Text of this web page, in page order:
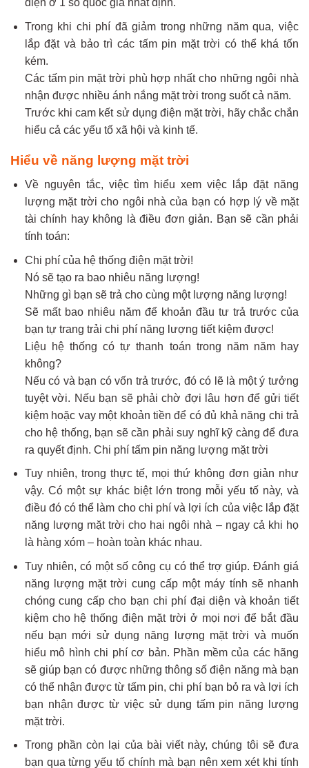
điện ở 1 số quốc gia nhất định.
Trong khi chi phí đã giảm trong những năm qua, việc
lắp đặt và bảo trì các tấm pin mặt trời có thể khá tốn
kém.
Các tấm pin mặt trời phù hợp nhất cho những ngôi nhà
nhận được nhiều ánh nắng mặt trời trong suốt cả năm.
Trước khi cam kết sử dụng điện mặt trời, hãy chắc chắn
hiểu cả các yếu tố xã hội và kinh tế.
Hiểu về năng lượng mặt trời
Về nguyên tắc, việc tìm hiểu xem việc lắp đặt năng
lượng mặt trời cho ngôi nhà của bạn có hợp lý về mặt
tài chính hay không là điều đơn giản. Bạn sẽ cần phải
tính toán:
Chi phí của hệ thống điện mặt trời!
Nó sẽ tạo ra bao nhiêu năng lượng!
Những gì bạn sẽ trả cho cùng một lượng năng lượng!
Sẽ mất bao nhiêu năm để khoản đầu tư trả trước của
bạn tự trang trải chi phí năng lượng tiết kiệm được!
Liệu hệ thống có tự thanh toán trong năm năm hay
không?
Nếu có và bạn có vốn trả trước, đó có lẽ là một ý tưởng
tuyệt vời. Nếu bạn sẽ phải chờ đợi lâu hơn để gửi tiết
kiệm hoặc vay một khoản tiền để có đủ khả năng chi trả
cho hệ thống, bạn sẽ cần phải suy nghĩ kỹ càng để đưa
ra quyết định. Chi phí tấm pin năng lượng mặt trời
Tuy nhiên, trong thực tế, mọi thứ không đơn giản như
vậy. Có một sự khác biệt lớn trong mỗi yếu tố này, và
điều đó có thể làm cho chi phí và lợi ích của việc lắp đặt
năng lượng mặt trời cho hai ngôi nhà – ngay cả khi họ
là hàng xóm – hoàn toàn khác nhau.
Tuy nhiên, có một số công cụ có thể trợ giúp. Đánh giá
năng lượng mặt trời cung cấp một máy tính sẽ nhanh
chóng cung cấp cho bạn chi phí đại diện và khoản tiết
kiệm cho hệ thống điện mặt trời ở mọi nơi để bắt đầu
nếu bạn mới sử dụng năng lượng mặt trời và muốn
hiểu mô hình chi phí cơ bản. Phần mềm của các hãng
sẽ giúp bạn có được những thông số điện năng mà bạn
có thể nhận được từ tấm pin, chi phí bạn bỏ ra và lợi ích
bạn nhận được từ việc sử dụng tấm pin năng lượng
mặt trời.
Trong phần còn lại của bài viết này, chúng tôi sẽ đưa
bạn qua từng yếu tố chính mà bạn nên xem xét khi tính